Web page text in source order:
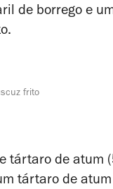
de borrego e
frito
tártaro de atum
tártaro de